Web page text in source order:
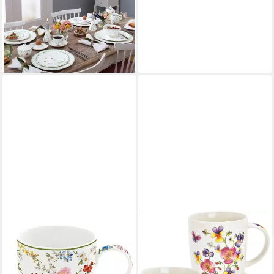
Becher Colourful Spring
Becher mit Henkel 0,37l Set6,
Premium Porcelain
146,95 €
lieferbar - in 3-4 Werktagen bei dir
MATCHES21 HOME & HOBBY
Tasse Kaffeetassen 2er Set
Frühling Sommer Blumen
Blüten, 2-tlg., Porzellan, Tee,